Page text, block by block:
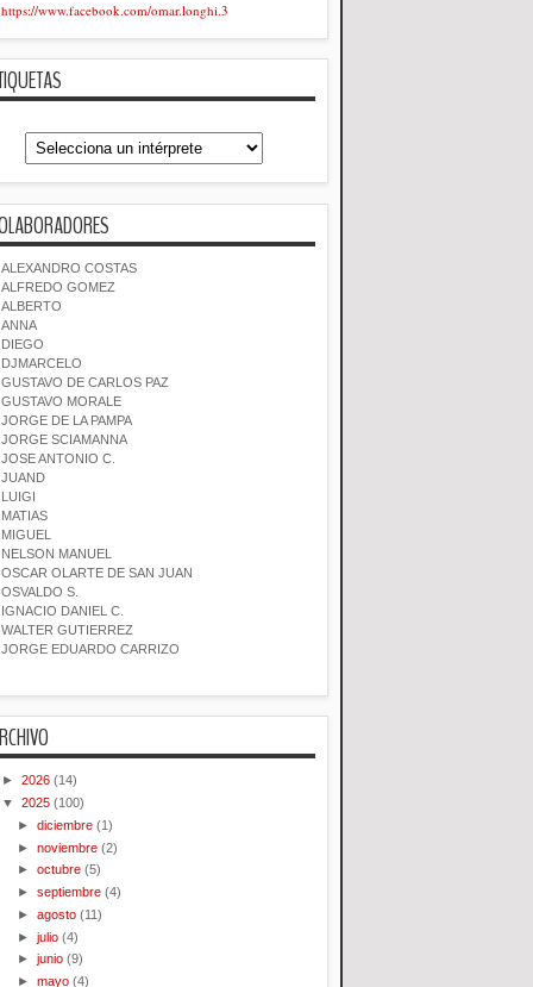
https://www.facebook.com/omar.longhi.3
ALEXANDRO COSTAS
ALFREDO GOMEZ
ALBERTO
ANNA
DIEGO
DJMARCELO
GUSTAVO DE CARLOS PAZ
GUSTAVO MORALE
JORGE DE LA PAMPA
JORGE SCIAMANNA
JOSE ANTONIO C.
JUAND
LUIGI
MATIAS
MIGUEL
NELSON MANUEL
OSCAR OLARTE DE SAN JUAN
OSVALDO S.
IGNACIO DANIEL C.
WALTER GUTIERREZ
JORGE EDUARDO CARRIZO
► 2026 (14)
▼ 2025 (100)
►diciembre (1)
►noviembre (2)
►octubre (5)
►septiembre (4)
►agosto (11)
►julio (4)
►junio (9)
►mayo (4)